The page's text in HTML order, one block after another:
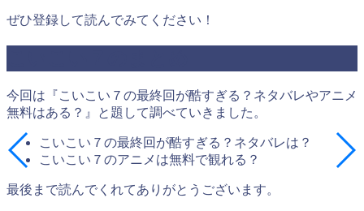
ぜひ登録して読んでみてください！
今回は『こいこい７の最終回が酷すぎる？ネタバレやアニメ
無料はある？』と題して調べていきました。
こいこい７の最終回が酷すぎる？ネタバレは？
こいこい７のアニメは無料で観れる？
最後まで読んでくれてありがとうございます。